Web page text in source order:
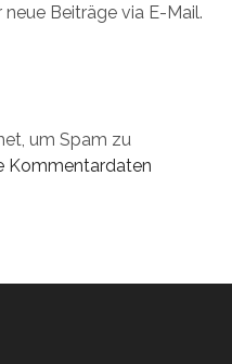
Beiträge via E-Mail.
um Spam zu
Kommentardaten